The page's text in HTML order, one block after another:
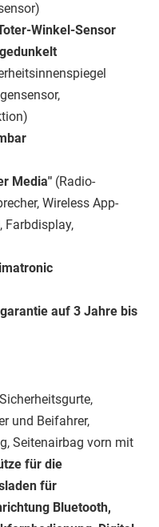
Winkel-Sensor
Media" (Radio-
Wireless App-
Farbdisplay,
auf 3 Jahre bis
und Beifahrer,
Seitenairbag vorn mit
für die
für
Bluetooth,